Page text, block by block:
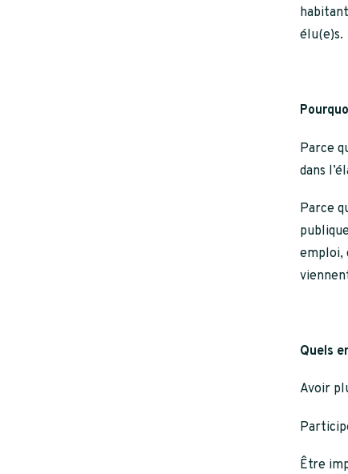
élu(e)s.
Parce
dans
Parce
emploi,
Quels
Avoir
Être